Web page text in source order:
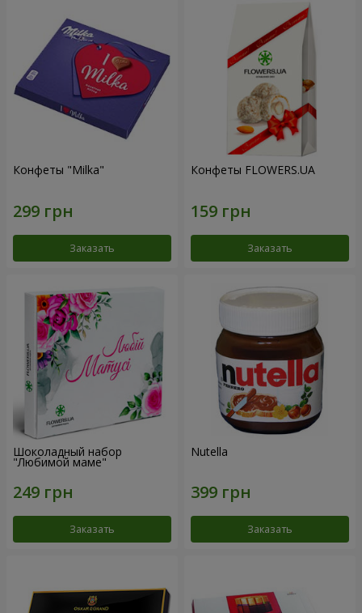
Конфеты "Milka"
Заказать
Конфеты FLOWERS.UA
Заказать
Шоколадный набор
"Любимой маме"
Заказать
Nutella
Заказать